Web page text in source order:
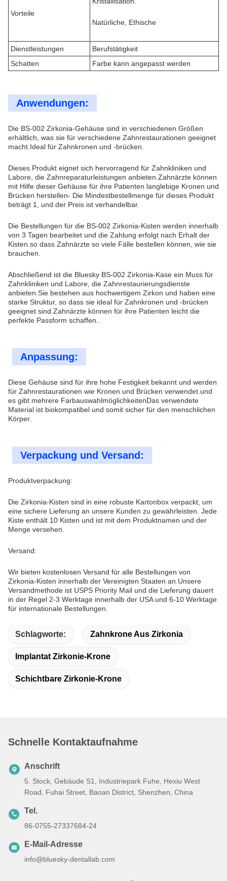
Vorteile
Natürliche, Ethische
Dienstleistungen
Berufstätigkeit
Schatten
Farbe kann angepasst werden
Anwendungen:
Die BS-002 Zirkonia-Gehäuse sind in verschiedenen Größen
erhältlich, was sie für verschiedene Zahnrestaurationen geeignet
macht.Ideal für Zahnkronen und -brücken.
Dieses Produkt eignet sich hervorragend für Zahnkliniken und
Labore, die Zahnreparaturleistungen anbieten.Zahnärzte können
mit Hilfe dieser Gehäuse für ihre Patienten langlebige Kronen und
Brücken herstellen- Die Mindestbestellmenge für dieses Produkt
beträgt 1, und der Preis ist verhandelbar.
Die Bestellungen für die BS-002 Zirkonia-Kisten werden innerhalb
von 3 Tagen bearbeitet und die Zahlung erfolgt nach Erhalt der
Kisten.so dass Zahnärzte so viele Fälle bestellen können, wie sie
brauchen.
Abschließend ist die Bluesky BS-002 Zirkonia-Kase ein Muss für
Zahnkliniken und Labore, die Zahnrestaurierungsdienste
anbieten.Sie bestehen aus hochwertigem Zirkon und haben eine
starke Struktur, so dass sie ideal für Zahnkronen und -brücken
geeignet sind.Zahnärzte können für ihre Patienten leicht die
perfekte Passform schaffen..
Anpassung:
Diese Gehäuse sind für ihre hohe Festigkeit bekannt und werden
für Zahnrestaurationen wie Kronen und Brücken verwendet.und
es gibt mehrere FarbauswahlmöglichkeitenDas verwendete
Material ist biokompatibel und somit sicher für den menschlichen
Körper.
Verpackung und Versand:
Produktverpackung:
Die Zirkonia-Kisten sind in eine robuste Kartonbox verpackt, um
eine sichere Lieferung an unsere Kunden zu gewährleisten. Jede
Kiste enthält 10 Kisten und ist mit dem Produktnamen und der
Menge versehen.
Versand:
Wir bieten kostenlosen Versand für alle Bestellungen von
Zirkonia-Kisten innerhalb der Vereinigten Staaten an.Unsere
Versandmethode ist USPS Priority Mail und die Lieferung dauert
in der Regel 2-3 Werktage innerhalb der USA und 6-10 Werktage
für internationale Bestellungen.
Schlagworte: Zahnkrone Aus Zirkonia
Implantat Zirkonie-Krone
Schichtbare Zirkonie-Krone
Schnelle Kontaktaufnahme
Anschrift
5. Stock, Gebäude S1, Industriepark Fuhe, Hexiu West
Road, Fuhai Street, Baoan District, Shenzhen, China
Tel.
86-0755-27337684-24
E-Mail-Adresse
info@bluesky-dentallab.com